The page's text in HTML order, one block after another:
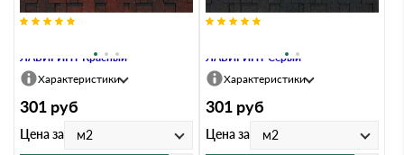
ЛАБИРИНТ Красный
Характеристики
301 руб
Цена за м2
ЛАБИРИНТ Серый
Характеристики
301 руб
Цена за м2